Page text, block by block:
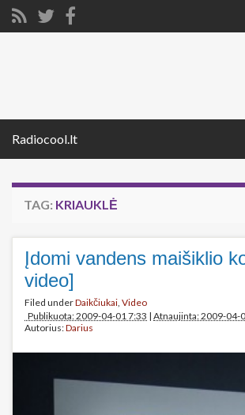
Radiocool.lt
TAG: KRIAUKLĖ
Įdomi vandens maišiklio
video]
Filed underDaikčiukai, Video
Publikuota: 2009-04-01 7:33 | Atnaujinta: 2009-04-
Autorius:Darius